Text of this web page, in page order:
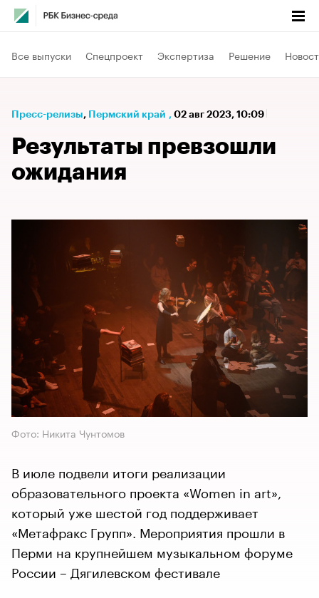
Все выпуски Спецпроект Экспертиза Решение
Пресс-релизы⁠, Пермский край , 02 авг 2023, 10:09
Результаты превзошли
ожидания
Фото: Никита Чунтомов
В июле подвели итоги реализации
образовательного проекта «Women in art»,
который уже шестой год поддерживает
«Метафракс Групп». Мероприятия прошли в
Перми на крупнейшем музыкальном форуме
России – Дягилевском фестивале